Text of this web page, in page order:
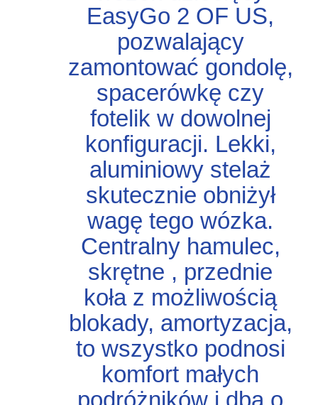
EasyGo 2 OF US,
pozwalający
zamontować gondolę,
spacerówkę czy
fotelik w dowolnej
konfiguracji. Lekki,
aluminiowy stelaż
skutecznie obniżył
wagę tego wózka.
Centralny hamulec,
skrętne , przednie
koła z możliwością
blokady, amortyzacja,
to wszystko podnosi
komfort małych